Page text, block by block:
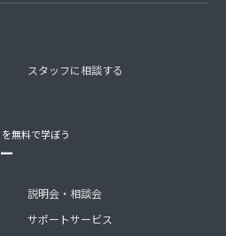
スタッフに相談する
無料で学ぼう
説明会・相談会
サポートサービス